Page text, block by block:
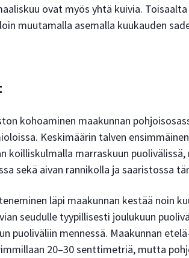
ovat myös yhtä kuivia.
muutamalla asemalla kuukauden
kohoaminen maakunnan
Keskimäärin talven
koilliskulmalla marraskuun puolivälissä,
sekä aivan rannikolla ja saaristossa
läpi maakunnan kestää noin
seudulle tyypillisesti joulukuun
puoliväliin mennessä. Maakunnan
20–30 senttimetriä, mutta